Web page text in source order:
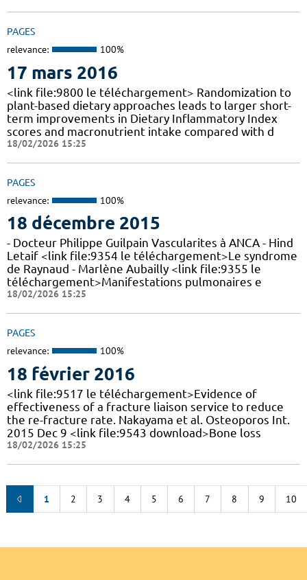
PAGES
relevance: 100%
17 mars 2016
<link file:9800 le téléchargement> Randomization to
plant-based dietary approaches leads to larger short-
term improvements in Dietary Inflammatory Index
scores and macronutrient intake compared with d
18/02/2026 15:25
PAGES
relevance: 100%
18 décembre 2015
- Docteur Philippe Guilpain Vascularites à ANCA - Hind
Letaif <link file:9354 le téléchargement>Le syndrome
de Raynaud - Marlène Aubailly <link file:9355 le
téléchargement>Manifestations pulmonaires e
18/02/2026 15:25
PAGES
relevance: 100%
18 février 2016
<link file:9517 le téléchargement>Evidence of
effectiveness of a fracture liaison service to reduce
the re-fracture rate. Nakayama et al. Osteoporos Int.
2015 Dec 9 <link file:9543 download>Bone loss
18/02/2026 15:25
1 2 3 4 5 6 7 8 9 10